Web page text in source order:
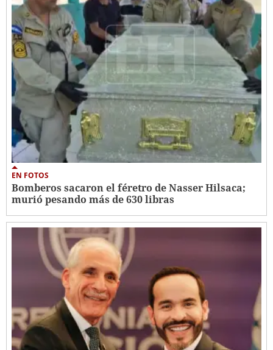
EN FOTOS
Bomberos sacaron el féretro de Nasser Hilsaca;
murió pesando más de 630 libras